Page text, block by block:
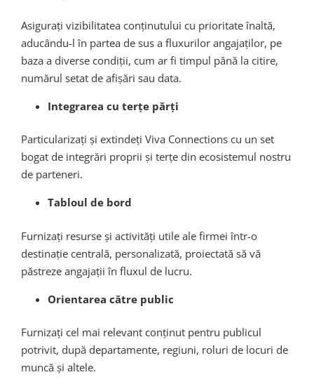
Asigurați vizibilitatea conținutului cu prioritate înaltă,
aducându-l în partea de sus a fluxurilor angajaților, pe
baza a diverse condiții, cum ar fi timpul până la citire,
numărul setat de afișări sau data.
Integrarea cu terțe părți
Particularizați și extindeți Viva Connections cu un set
bogat de integrări proprii și terțe din ecosistemul nostru
de parteneri.
Tabloul de bord
Furnizați resurse și activități utile ale firmei într-o
destinație centrală, personalizată, proiectată să vă
păstreze angajații în fluxul de lucru.
Orientarea către public
Furnizați cel mai relevant conținut pentru publicul
potrivit, după departamente, regiuni, roluri de locuri de
muncă și altele.